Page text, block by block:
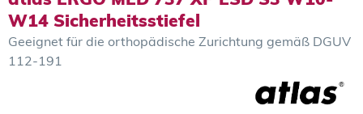
W14 Sicherheitsstiefel
Geeignet für die orthopädische Zurichtung gemäß DGUV
112-191